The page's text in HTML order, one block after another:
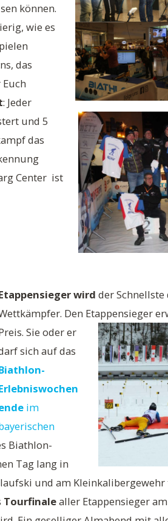
können.
wie es
das
: Jeder
und 5
das
Center ist
wird der
Den Etappensieger
Sie oder er
sich auf das
im
Biathlon-
Tag lang in
und am
Tourfinalealler Etappensieger